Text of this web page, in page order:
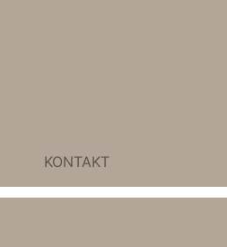
KONTAKT